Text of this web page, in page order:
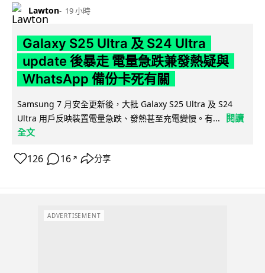
Lawton 19 小時
Galaxy S25 Ultra 及 S24 Ultra
update 後暴走 電量急跌兼發熱疑與
WhatsApp 備份卡死有關
Samsung 7 月安全更新後，大批 Galaxy S25 Ultra 及 S24
Ultra 用戶反映裝置電量急跌、發熱甚至充電變慢。有...
閱讀
全文
126 16 ↗ 分享
ADVERTISEMENT